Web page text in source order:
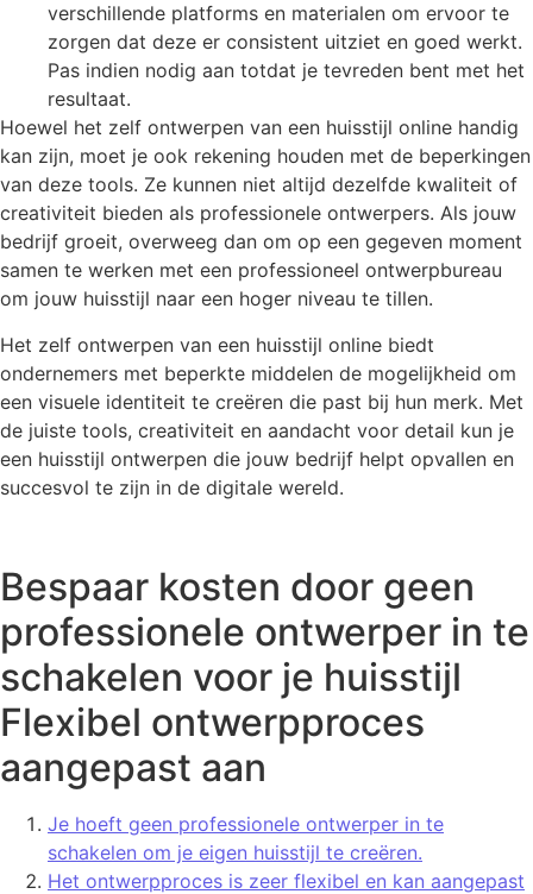
verschillende platforms en materialen om ervoor te
zorgen dat deze er consistent uitziet en goed werkt.
Pas indien nodig aan totdat je tevreden bent met het
resultaat.
Hoewel het zelf ontwerpen van een huisstijl online handig
kan zijn, moet je ook rekening houden met de beperkingen
van deze tools. Ze kunnen niet altijd dezelfde kwaliteit of
creativiteit bieden als professionele ontwerpers. Als jouw
bedrijf groeit, overweeg dan om op een gegeven moment
samen te werken met een professioneel ontwerpbureau
om jouw huisstijl naar een hoger niveau te tillen.
Het zelf ontwerpen van een huisstijl online biedt
ondernemers met beperkte middelen de mogelijkheid om
een visuele identiteit te creëren die past bij hun merk. Met
de juiste tools, creativiteit en aandacht voor detail kun je
een huisstijl ontwerpen die jouw bedrijf helpt opvallen en
succesvol te zijn in de digitale wereld.
Bespaar kosten door geen
professionele ontwerper in te
schakelen voor je huisstijl
Flexibel ontwerpproces
aangepast aan
Je hoeft geen professionele ontwerper in te
schakelen om je eigen huisstijl te creëren.
Het ontwerpproces is zeer flexibel en kan aangepast